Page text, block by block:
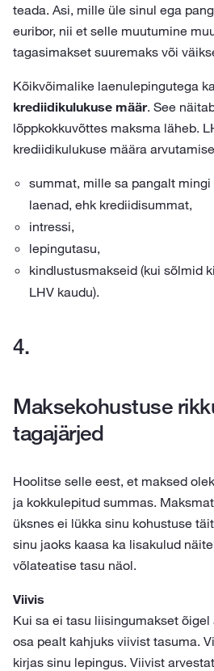
teada. Asi, mille üle sinul ega
euribor, nii et selle muutumine
tagasimakset suuremaks või
Kõikvõimalike laenulepingutega
krediidikulukuse määr. See
lõppkokkuvõttes maksma läheb.
krediidikulukuse määra
summat, mille sa pangalt
laenad, ehk krediidisummat,
intressi,
lepingutasu,
kindlustusmakseid (kui sõlmid
LHV kaudu).
Maksekohustuse
tagajärjed
Hoolitse selle eest, et maksed
ja kokkulepitud summas.
üksnes ei lükka sinu kohustuse
sinu jaoks kaasa ka lisakulud
võlateatise tasu näol.
Viivis
Kui sa ei tasu liisingumakset
osa pealt kahjuks viivist tasuma.
kirjas sinu lepingus. Viivist